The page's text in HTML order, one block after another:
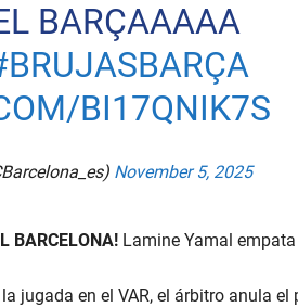
BARÇAAAAA
BI17QNIK7S
November 5, 2025
BARCELONA! Lamine Yamal
jugada en el VAR, el árbitro anula el